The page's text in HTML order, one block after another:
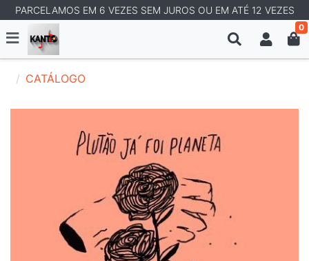
PARCELAMOS EM 6 VEZES SEM JUROS OU EM ATÉ 12 VEZES
0
CATÁLOGO